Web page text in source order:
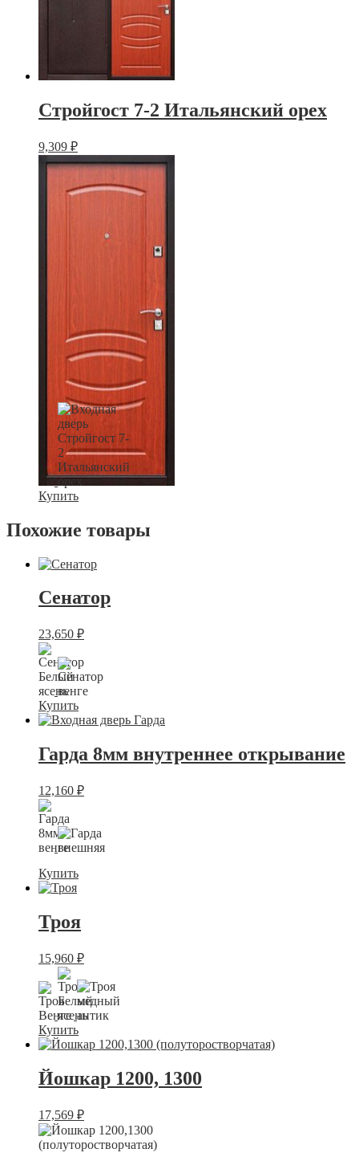
Стройгост 7-2 Итальянский орех
9,309 ₽
Купить
Похожие товары
Сенатор
23,650 ₽
Купить
Гарда 8мм внутреннее открывание
12,160 ₽
Купить
Троя
15,960 ₽
Купить
Йошкар 1200, 1300
17,569 ₽